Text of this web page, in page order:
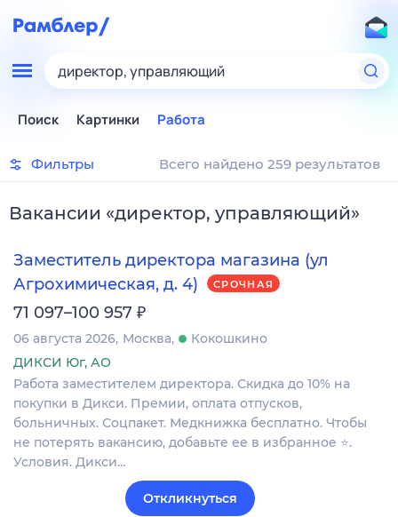
директор, управляющий
Поиск Картинки Работа
Фильтры Всего найдено 259 результатов
Вакансии «директор, управляющий»
Заместитель директора магазина (ул
Агрохимическая, д. 4)
СРОЧНАЯ
71 097–100 957 ₽
06 августа 2026 Москва
Кокошкино
ДИКСИ Юг, АО
Работа заместителем директора. Скидка до 10% на
покупки в Дикси. Премии, оплата отпусков,
больничных. Соцпакет. Медкнижка бесплатно. Чтобы
не потерять вакансию, добавьте ее в избранное ⭐.
Условия. Дикси…
Откликнуться